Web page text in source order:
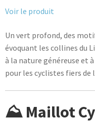
Voir le produit
Un vert profond, des
évoquant les collines du
à la nature généreuse et
pour les cyclistes fiers de
⛰️ Maillot